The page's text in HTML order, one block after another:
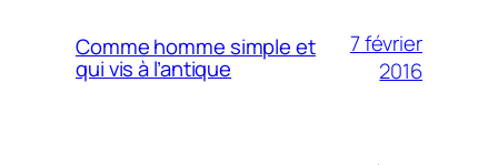
Comme homme simple et
qui vis à l’antique
7 février
2016